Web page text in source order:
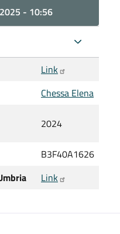
- 10:56
Link
Chessa Elena
2024
B3F40A1626
Link